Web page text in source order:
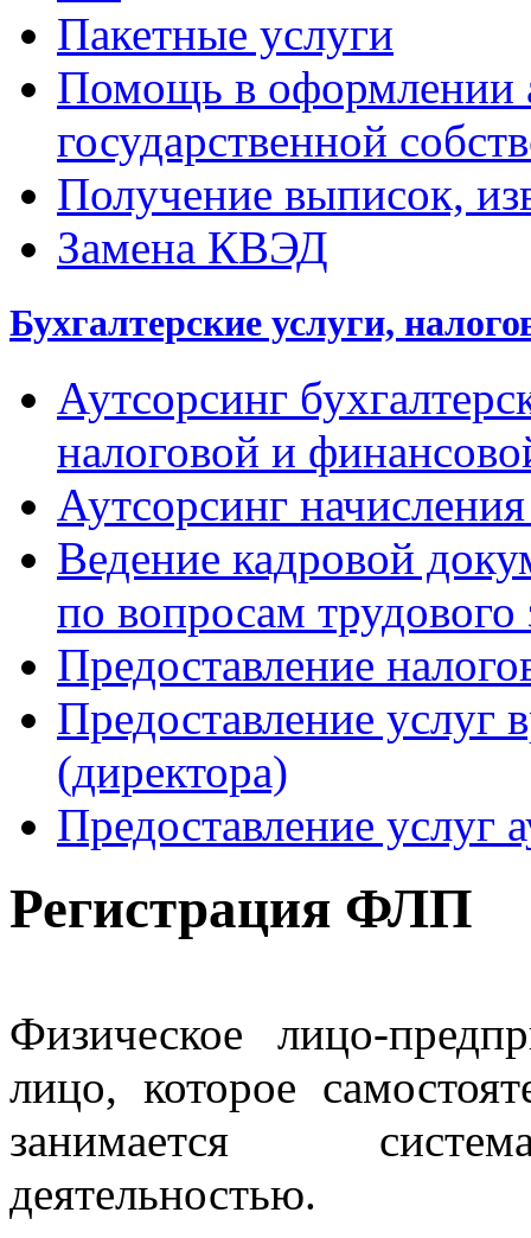
Пакетные услуги
Помощь в оформлении
государственной
Получение выписок,
Замена КВЭД
Бухгалтерские услуги,
Аутсорсинг
налоговой и
Аутсорсинг
Ведение кадровой
по вопросам трудового
Предоставление
Предоставление услуг
(директора)
Предоставление услуг
Регистрация ФЛП
Физическое лицо-
лицо, которое
занимается
деятельностью.